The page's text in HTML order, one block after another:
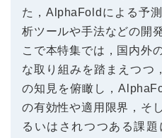
た，AlphaFoldによる予
析ツールや手法などの開
こで本特集では，国内外
な取り組みを踏まえつつ
の知見を俯瞰し，
の有効性や適用限界，そ
るいはされつつある課